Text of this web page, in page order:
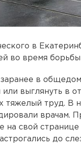
в
во время
в
выглянуть в
тяжелый труд. В
врачам.
на свой
до